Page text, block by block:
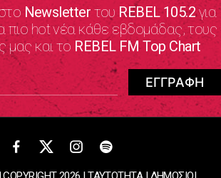
NewsletterτουREBEL 105.2για
πιο hot νέα κάθε εβδομάδας, τους
μας και το REBEL FM Top Chart